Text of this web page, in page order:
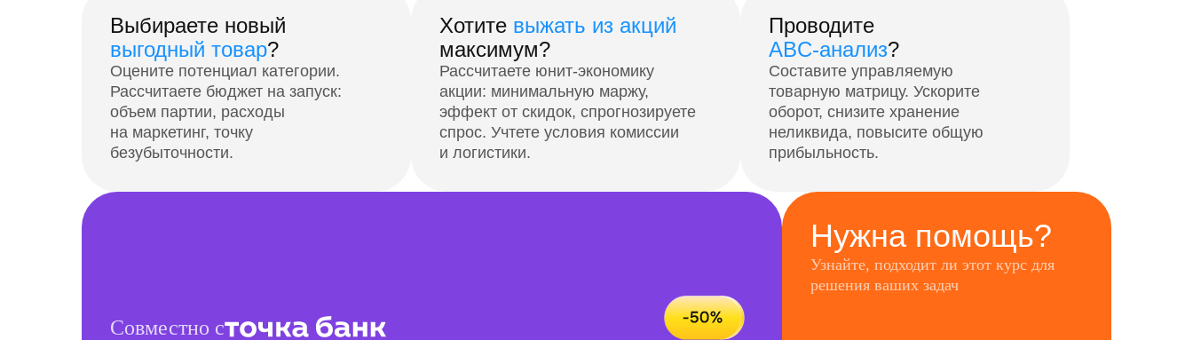
Выбираете новый
выгодный товар?
Оцените потенциал категории.
Рассчитаете бюджет на запуск:
объем партии, расходы
на маркетинг, точку
безубыточности.
Хотите выжать из акций
максимум?
Рассчитаете юнит-экономику
акции: минимальную маржу,
эффект от скидок, спрогнозируете
спрос. Учтете условия комиссии
и логистики.
Проводите
ABC-анализ?
Составите управляемую
товарную матрицу. Ускорите
оборот, снизите хранение
неликвида, повысите общую
прибыльность.
Совместно с
Нужна помощь?
Узнайте, подходит ли этот курс для
решения ваших задач